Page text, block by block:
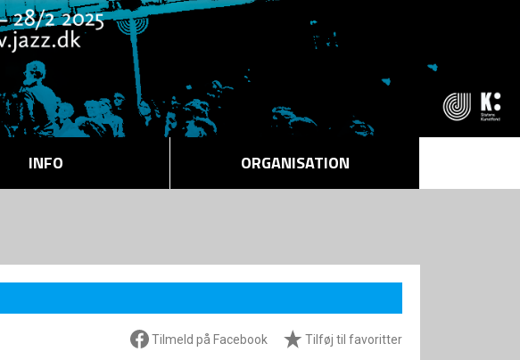
INFO ORGANISATION
Tilmeld på Facebook Tilføj til favoritter